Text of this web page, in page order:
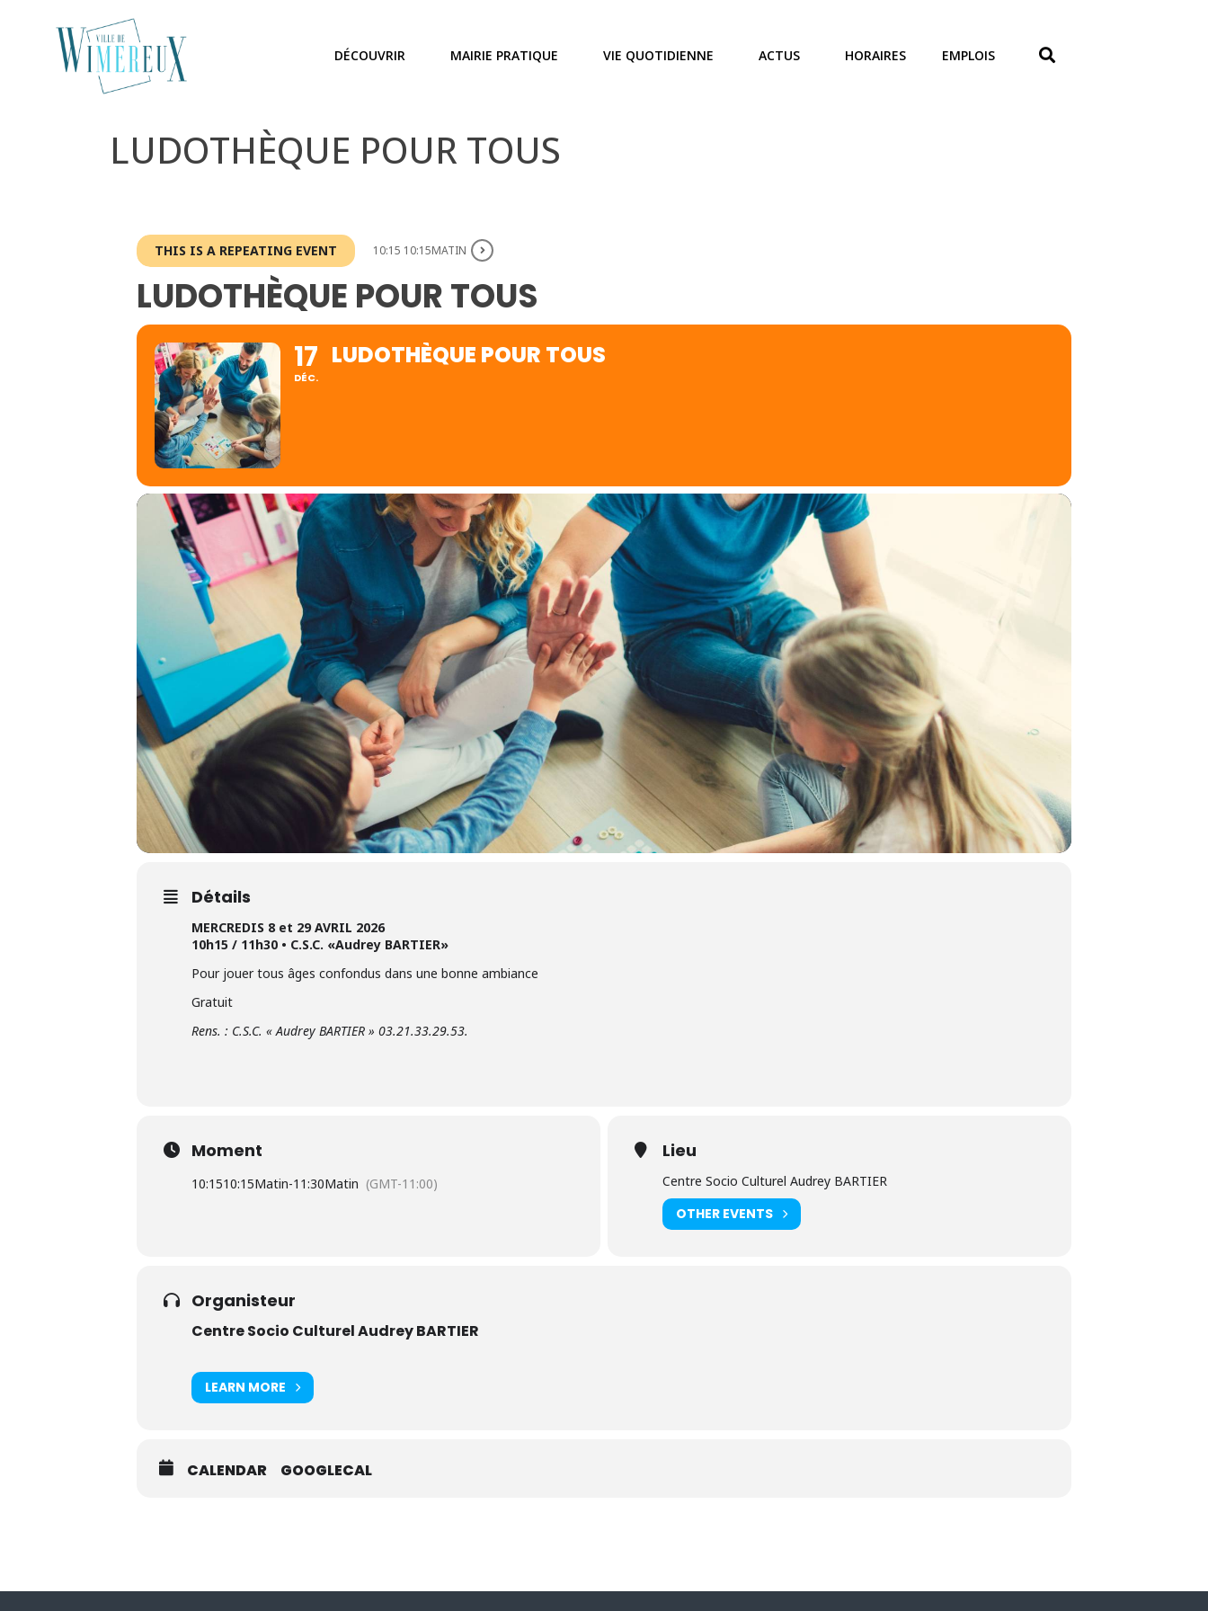
DÉCOUVRIR MAIRIE PRATIQUE VIE QUOTIDIENNE ACTUS HORAIRES EMPLOIS
LUDOTHÈQUE POUR TOUS
THIS IS A REPEATING EVENT 10:15 10:15MATIN
LUDOTHÈQUE POUR TOUS
17
DÉC.
LUDOTHÈQUE POUR TOUS
Détails
MERCREDIS 8 et 29 AVRIL 2026
10h15 / 11h30 • C.S.C. «Audrey BARTIER»
Pour jouer tous âges confondus dans une bonne ambiance
Gratuit
Rens. : C.S.C. « Audrey BARTIER » 03.21.33.29.53.
Moment
10:1510:15Matin-11:30Matin (GMT-11:00)
Lieu
Centre Socio Culturel Audrey BARTIER
OTHER EVENTS
Organisteur
Centre Socio Culturel Audrey BARTIER
LEARN MORE
CALENDAR GOOGLECAL